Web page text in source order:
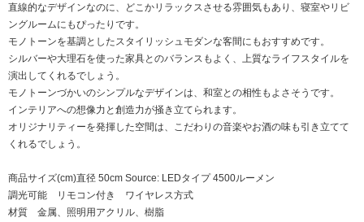
直線的なデザインなのに、どこかリラックスさせる雰囲気もあり、寝室やリビ
ングルームにもぴったりです。
モノトーンを基調としたスタイリッシュモダンな客間にもおすすめです。
シルバーや大理石を使った家具とのバランスもよく、上質なライフスタイルを
演出してくれるでしょう。
モノトーンづかいのシンプルなデザインは、和室との相性もよさそうです。
インテリアへの想像力と創造力が掻き立てられます。
オリジナリティーを発揮した空間は、こだわりの音楽やお酒の味も引き立てて
くれるでしょう。
商品サイズ(cm)直径 50cm Source: LEDタイプ 4500ルーメン
調光可能 リモコン付き ワイヤレス方式
材質 金属、照明用アクリル、樹脂